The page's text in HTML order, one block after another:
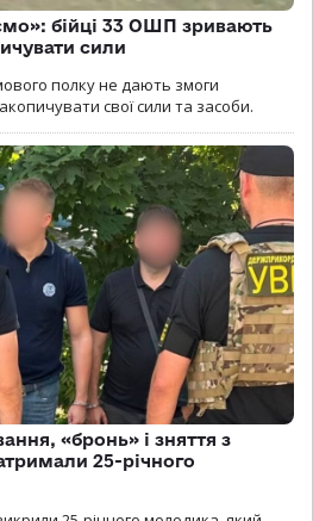
бійці 33 ОШП зривають
сили
полку не дають змоги
свої сили та засоби.
«бронь» і зняття з
25-річного